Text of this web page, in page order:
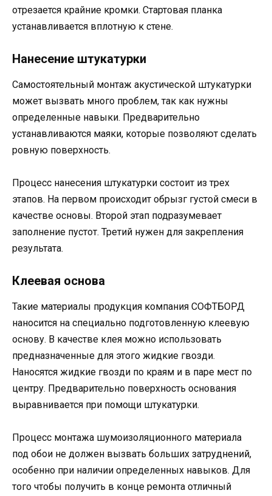
отрезается крайние кромки. Стартовая планка
устанавливается вплотную к стене.
Нанесение штукатурки
Самостоятельный монтаж акустической штукатурки
может вызвать много проблем, так как нужны
определенные навыки. Предварительно
устанавливаются маяки, которые позволяют сделать
ровную поверхность.
Процесс нанесения штукатурки состоит из трех
этапов. На первом происходит обрызг густой смеси в
качестве основы. Второй этап подразумевает
заполнение пустот. Третий нужен для закрепления
результата.
Клеевая основа
Такие материалы продукция компания СОФТБОРД
наносится на специально подготовленную клеевую
основу. В качестве клея можно использовать
предназначенные для этого жидкие гвозди.
Наносятся жидкие гвозди по краям и в паре мест по
центру. Предварительно поверхность основания
выравнивается при помощи штукатурки.
Процесс монтажа шумоизоляционного материала
под обои не должен вызвать больших затруднений,
особенно при наличии определенных навыков. Для
того чтобы получить в конце ремонта отличный